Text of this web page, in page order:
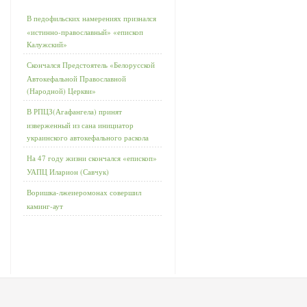
В педофильских намерениях признался
«истинно-православный» «епископ
Калужский»
Скончался Предстоятель «Белорусской
Автокефальной Православной
(Народной) Церкви»
В РПЦЗ(Агафангела) принят
изверженный из сана инициатор
украинского автокефального раскола
На 47 году жизни скончался «епископ»
УАПЦ Иларион (Савчук)
Воришка-лжеиеромонах совершил
каминг-аут